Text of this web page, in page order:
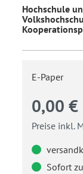
Hochschule
E-Paper
0,00 €
Preise inkl.
Sofort